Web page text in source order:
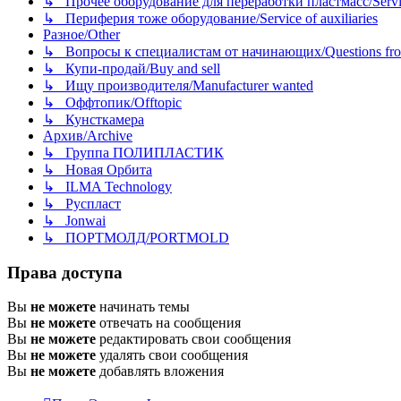
↳ Периферия тоже оборудование/Service of auxiliaries
Разное/Other
↳ Вопросы к специалистам от начинающих/Questions
↳ Купи-продай/Buy and sell
↳ Ищу производителя/Manufacturer wanted
↳ Оффтопик/Offtopic
↳ Кунсткамера
Архив/Archive
↳ Группа ПОЛИПЛАСТИК
↳ Новая Орбита
↳ ILMA Technology
↳ Руспласт
↳ Jonwai
↳ ПОРТМОЛД/PORTMOLD
Права доступа
Вы не можете начинать темы
Вы не можете отвечать на сообщения
Вы не можете редактировать свои сообщения
Вы не можете удалять свои сообщения
Вы не можете добавлять вложения